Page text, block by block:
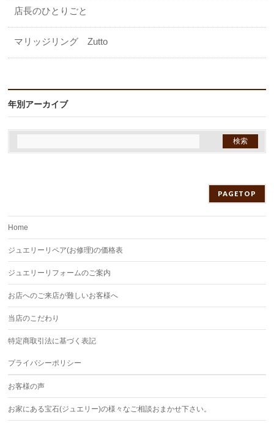
店長のひとりごと
マリッジリング Zutto
年別アーカイブ
PAGETOP
Home
ジュエリーリペア(お修理)の価格表
ジュエリーリフォームのご案内
お店へのご来店が難しいお客様へ
当店のこだわり
特定商取引法に基づく表記
プライバシーポリシー
お客様の声
お家にある宝石(ジュエリー)の様々なご相談おまかせ下さい。